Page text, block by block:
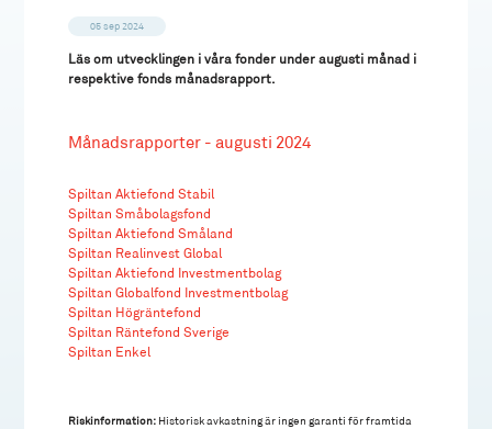
05 sep 2024
Läs om utvecklingen i våra fonder under augusti månad i
respektive fonds månadsrapport.
Månadsrapporter - augusti 2024
Spiltan Aktiefond Stabil
Spiltan Småbolagsfond
Spiltan Aktiefond Småland
Spiltan Realinvest Global
Spiltan Aktiefond Investmentbolag
Spiltan Globalfond Investmentbolag
Spiltan Högräntefond
Spiltan Räntefond Sverige
Spiltan Enkel
Riskinformation: Historisk avkastning är ingen garanti för framtida